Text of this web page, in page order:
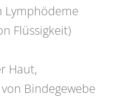
Lymphödeme
Flüssigkeit)
Haut,
Bindegewebe